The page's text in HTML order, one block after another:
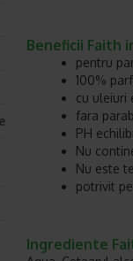
Beneficii Faith
pentru
100%
cu uleiuri
fara
PH
Nu
Nu este
potrivit
Ingrediente